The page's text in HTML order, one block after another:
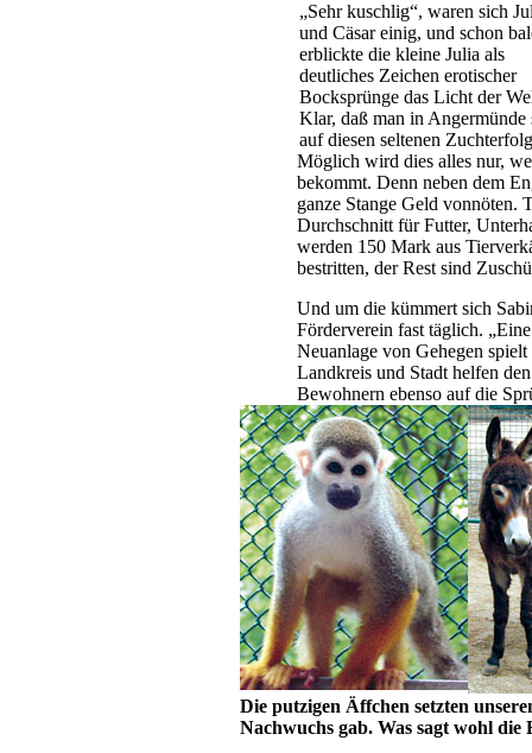
„Sehr kuschlig“, waren sich
und Cäsar einig, und schon
erblickte die kleine Julia als
deutliches Zeichen erotischer
Bocksprünge das Licht der
Klar, daß man in Angermünde
auf diesen seltenen
Möglich wird dies alles nur,
bekommt. Denn neben dem
ganze Stange Geld vonnöten.
Durchschnitt für Futter,
werden 150 Mark aus
bestritten, der Rest sind
Und um die kümmert sich
Förderverein fast täglich.
Neuanlage von Gehegen
Landkreis und Stadt helfen
Bewohnern ebenso auf die
Die putzigen Äffchen setzten
Nachwuchs gab. Was sagt wohl die